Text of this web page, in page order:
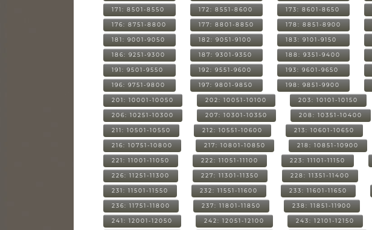
171: 8501-8550 172: 8551-8600 173: 8601-8650
176: 8751-8800 177: 8801-8850 178: 8851-8900
181: 9001-9050 182: 9051-9100 183: 9101-9150
186: 9251-9300 187: 9301-9350 188: 9351-9400
191: 9501-9550 192: 9551-9600 193: 9601-9650
196: 9751-9800 197: 9801-9850 198: 9851-9900
201: 10001-10050 202: 10051-10100 203: 10101-10150
206: 10251-10300 207: 10301-10350 208: 10351-10400
211: 10501-10550 212: 10551-10600 213: 10601-10650
216: 10751-10800 217: 10801-10850 218: 10851-10900
221: 11001-11050 222: 11051-11100 223: 11101-11150
226: 11251-11300 227: 11301-11350 228: 11351-11400
231: 11501-11550 232: 11551-11600 233: 11601-11650
236: 11751-11800 237: 11801-11850 238: 11851-11900
241: 12001-12050 242: 12051-12100 243: 12101-12150